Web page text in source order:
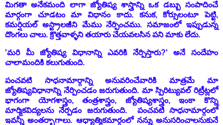
మిగతా అనేకమంది లాగా జ్యోతిష్య శాస్త్రాన్ని ఒక డబ్బు సంపాదించే
మార్గంగా చూడటం మా విధానం కాదు. కనుక, కోర్సులంటూ పెట్టి,
కమర్షియల్ అస్ట్రాలజీని మేము నేర్పించము. సమాజంలో ఇప్పుడున్న
దొంగలు చాలు. క్రొత్తవాళ్ళని తయారు చేయవలసిన పని మాకు లేదు.
'మరి మీ జ్యోతిష్య విధానాన్ని ఎవరికి నేర్పిస్తారు?' అనే సందేహం
చాలామందికి కలుగుతుంది.
పంచవటి సాధనామార్గాన్ని అనువరించేవారికి మాత్రమే మా
జ్యోతిష్యవిధానాన్ని నేర్పించడం జరుగుతుంది. మా స్పిరిట్యువల్ రిట్రీట్లలో
భాగంగా యోగశాస్త్రం, తంత్రశాస్త్రం, జ్యోతిష్యశాస్త్రం, ఇంకా కొన్ని
మార్మికవిద్యలను నేర్పడం జరుగుతుంది. పంచవటి సాధనామార్గంలో
ఇవన్నీ అంతర్భాగాలు. ఆధ్యాత్మికమార్గంలో నన్ను అనుసరించాలనుకునే